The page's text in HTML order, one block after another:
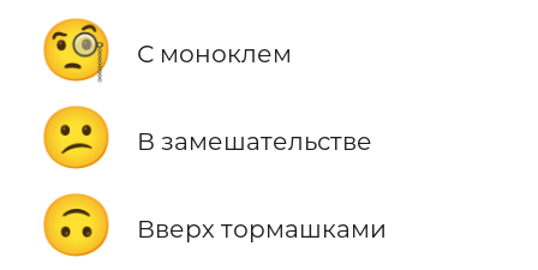
🧐 С моноклем
😕 В замешательстве
🙃 Вверх тормашками